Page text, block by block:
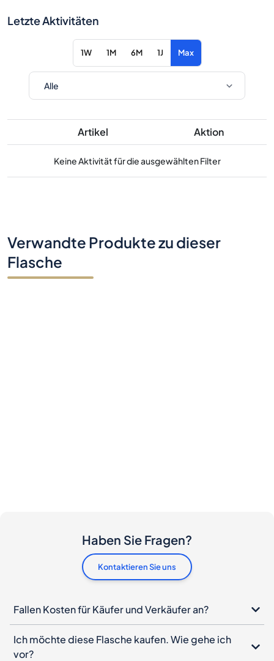
Letzte Aktivitäten
1W 1M 6M 1J Max
Artikel Aktion
Keine Aktivität für die ausgewählten Filter
Verwandte Produkte zu dieser
Flasche
Haben Sie Fragen?
Kontaktieren Sie uns
Fallen Kosten für Käufer und Verkäufer an?
Ich möchte diese Flasche kaufen. Wie gehe ich
vor?